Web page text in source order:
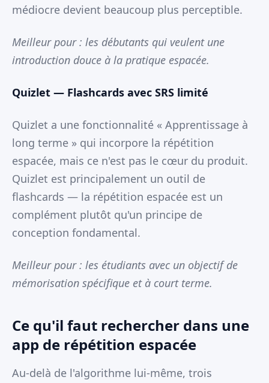
médiocre devient beaucoup plus perceptible.
Meilleur pour : les débutants qui veulent une
introduction douce à la pratique espacée.
Quizlet — Flashcards avec SRS limité
Quizlet a une fonctionnalité « Apprentissage à
long terme » qui incorpore la répétition
espacée, mais ce n'est pas le cœur du produit.
Quizlet est principalement un outil de
flashcards — la répétition espacée est un
complément plutôt qu'un principe de
conception fondamental.
Meilleur pour : les étudiants avec un objectif de
mémorisation spécifique et à court terme.
Ce qu'il faut rechercher dans une
app de répétition espacée
Au-delà de l'algorithme lui-même, trois